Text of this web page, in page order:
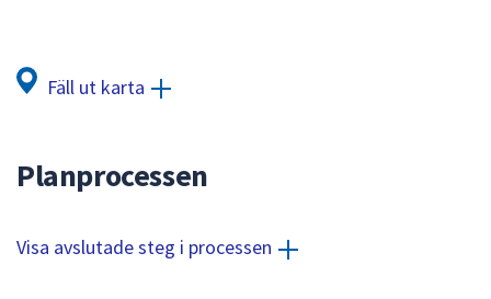
Fäll ut karta
Planprocessen
Visa avslutade steg i processen